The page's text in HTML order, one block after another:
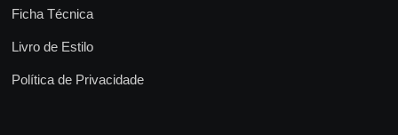
Ficha Técnica
Livro de Estilo
Política de Privacidade